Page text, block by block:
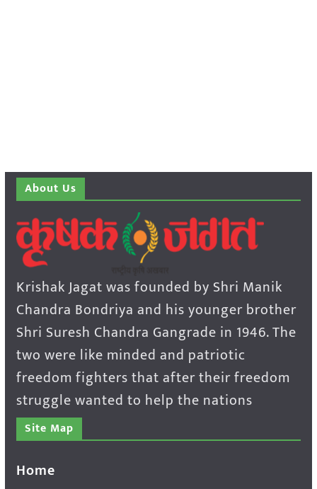
About Us
Krishak Jagat was founded by Shri Manik
Chandra Bondriya and his younger brother
Shri Suresh Chandra Gangrade in 1946. The
two were like minded and patriotic
freedom fighters that after their freedom
struggle wanted to help the nations
Site Map
Home